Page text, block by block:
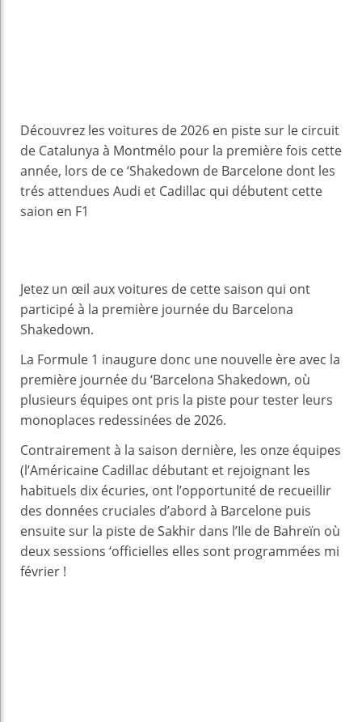
Découvrez les voitures de 2026 en piste sur le circuit
de Catalunya à Montmélo pour la première fois cette
année, lors de ce ‘Shakedown de Barcelone dont les
trés attendues Audi et Cadillac qui débutent cette
saion en F1
Jetez un œil aux voitures de cette saison qui ont
participé à la première journée du Barcelona
Shakedown.
La Formule 1 inaugure donc une nouvelle ère avec la
première journée du ‘Barcelona Shakedown, où
plusieurs équipes ont pris la piste pour tester leurs
monoplaces redessinées de 2026.
Contrairement à la saison dernière, les onze équipes
(l’Américaine Cadillac débutant et rejoignant les
habituels dix écuries, ont l’opportunité de recueillir
des données cruciales d’abord à Barcelone puis
ensuite sur la piste de Sakhir dans l’Ile de Bahreïn où
deux sessions ‘officielles elles sont programmées mi
février !